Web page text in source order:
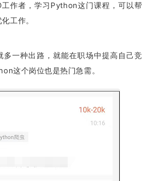
工作者，学习Python这门课程，可以帮
工作。
多一种出路，就能在职场中提高自己竞
这个岗位也是热门急需。